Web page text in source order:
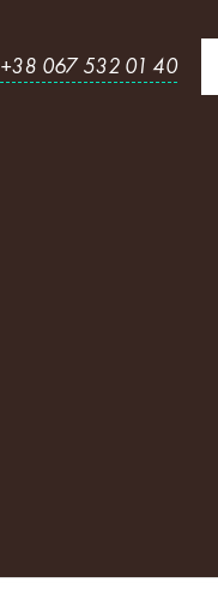
+38 067 532 01 40